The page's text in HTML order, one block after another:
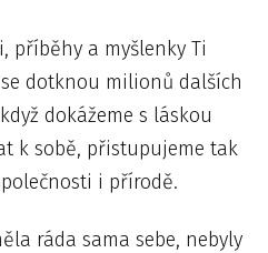
příběhy a myšlenky Ti
dotknou milionů dalších
dokážeme s láskou
k sobě, přistupujeme tak
i přírodě.
ráda sama sebe, nebyly